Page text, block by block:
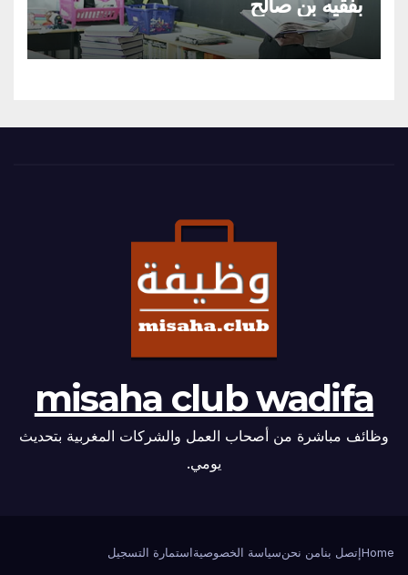
بفقيه بن صالح
misaha club wadifa
وظائف مباشرة من أصحاب العمل والشركات المغربية بتحديث
يومي.
Homeإتصل بنامن نحنسياسة الخصوصيةاستمارة التسجيل